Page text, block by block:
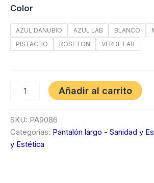
Color
AZUL DANUBIO AZUL LAB BLANCO
PISTACHO
ROSETON VERDE LAB
Añadir al carrito
SKU: PA9086
Categorías: Pantalón largo - Sanidad y
y Estética